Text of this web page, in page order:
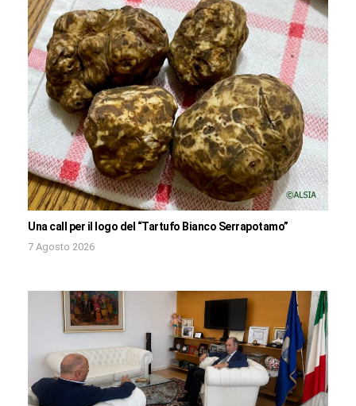
Una call per il logo del “Tartufo Bianco Serrapotamo”
7 Agosto 2026